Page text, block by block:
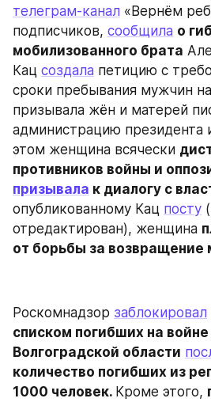
телеграм-канал «Вернём
подписчиков, сообщила о
мобилизованного брата
Кац создала петицию с
сроки пребывания мужчин
призывала жён и матерей
администрацию
этом женщина всячески
призывала к диалогу с
опубликованному Кац посту
отредактирован), женщина
от борьбы за возвращение
Роскомнадзор заблокировал
списком погибших на
Волгоградской области
количество погибших из
1000 человек. Кроме этого,